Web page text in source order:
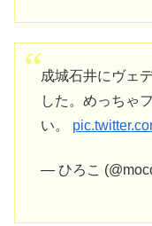
成城石井にヴェ
した。めっちゃ
い。
— ひろこ